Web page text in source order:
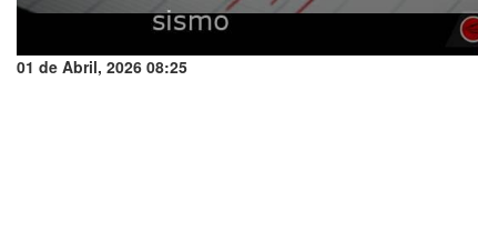
01 de Abril, 2026 08:25